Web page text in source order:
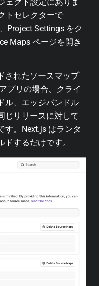
トセレクターで
Project Settings をク
Maps ページを開き
されたソースマップ
プリの場合、クライ
ル、エッジバンドル
じリリースに対して
す。Next.js はランタ
するだけです。